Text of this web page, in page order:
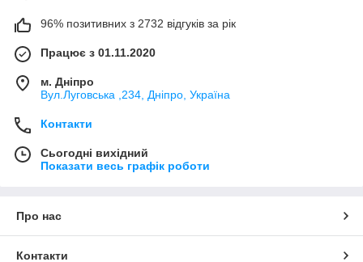
96% позитивних з 2732 відгуків за рік
Працює з 01.11.2020
м. Дніпро
Вул.Луговська ,234, Дніпро, Україна
Контакти
Сьогодні вихідний
Показати весь графік роботи
Про нас
Контакти